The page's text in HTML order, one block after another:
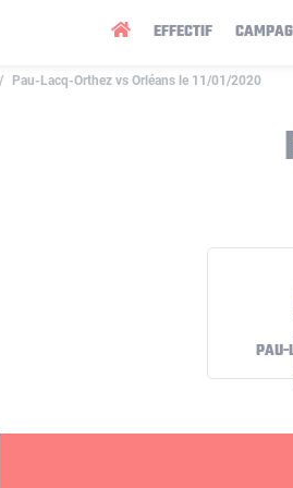
EFFECTIF
Pau-Lacq-Orthez vs Orléans le 11/01/2020
PAU-